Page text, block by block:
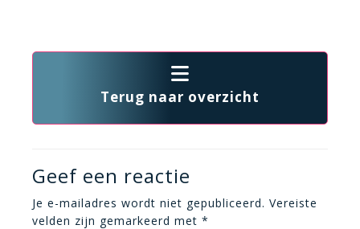
Terug naar overzicht
Geef een reactie
Je e-mailadres wordt niet gepubliceerd. Vereiste
velden zijn gemarkeerd met *